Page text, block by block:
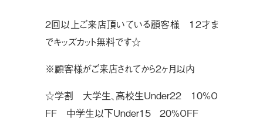
２回以上ご来店頂いている顧客様 １２才ま
でキッズカット無料です☆
※顧客様がご来店されてから２ヶ月以内
☆学割 大学生、高校生Under22 10%O
FF 中学生以下Under15 20%OFF